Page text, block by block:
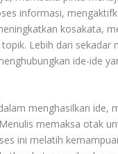
informasi,
kosakata,
Lebih dari
ide-ide
menghasilkan ide,
memaksa otak
ini melatih